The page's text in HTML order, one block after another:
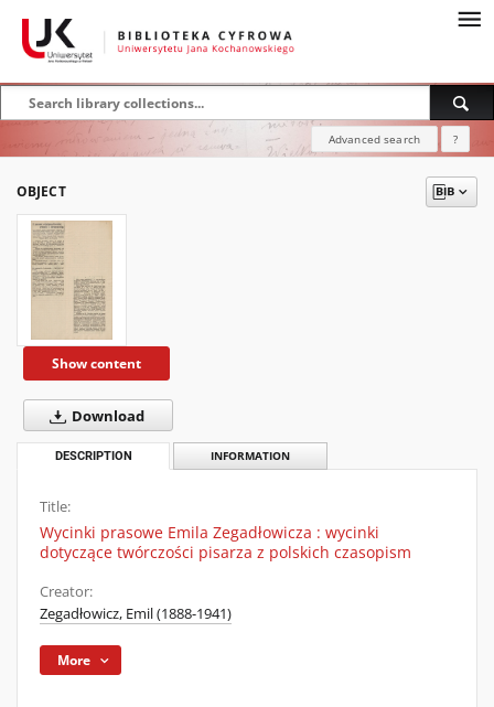
Advanced search ?
OBJECT
Show content
Download
DESCRIPTION INFORMATION
Title:
Wycinki prasowe Emila Zegadłowicza : wycinki
dotyczące twórczości pisarza z polskich czasopism
Creator:
Zegadłowicz, Emil (1888-1941)
More